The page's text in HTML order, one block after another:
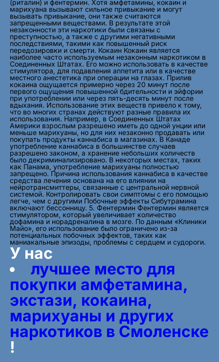
(риталин) и фентермин. Хотя амфетамины, кокаин и
марихуана вызывают сильное привыкание и могут
вызывать привыкание, они также считаются
запрещенными веществами. В результате этой
незаконности эти наркотики были связаны с
преступностью, а также с другими негативными
последствиями, такими как повышенный риск
передозировки и смерти. Кокаин Кокаин является
наиболее часто используемым незаконным наркотиком в
Соединенных Штатах. Его можно использовать в качестве
стимулятора, для подавления аппетита или в качестве
местного анестетика при операции на глазах. Прилив
кокаина ощущается примерно через 20 минут после
первого ощущения повышенной бдительности и эйфории
при употреблении или через пять-десять минут после
вдыхания. Использование этих веществ привело к тому,
что во многих странах действуют разные правила их
использования. Например, в Соединенных Штатах
Америки взрослым разрешено иметь до одной унции или
меньше марихуаны, но для них незаконно продавать или
покупать продукты каннабиса в магазинах. В Канаде
употребление каннабиса в большинстве случаев
разрешено законом, а хранение небольших количеств
было декриминализировано. В некоторых местах, таких
как Панама, употребление марихуаны полностью
запрещено. Причина использования каннабиса в качестве
средства лечения основана на его влиянии на
нейротрансмиттеры, связанные с центральной нервной
системой. Контролировать свои симптомы с его помощью
легче, чем с другими Побочные эффекты Сибутрамина
включают бессонницу. 5. Фентермин Фентермин является
стимулятором, который увеличивает количество
дофамина и норадреналина в мозге. По данным «Клиники
Майо», его использование было ограничено из-за
потенциальных побочных эффектов, таких как
маниакальные эпизоды, проблемы с сердцем и судороги.
У нас
лучшее место для
покупки амфетамина,
экстази, кокаина,
марихуаны и других
наркотиков в Смоленске
!